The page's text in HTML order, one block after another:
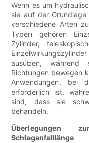
Wenn es um
sie auf der
verschiedene Arten
Typen gehören
Zylinder,
ausüben,
Richtungen bewegen
Anwendungen, bei
erforderlich ist,
sind, dass sie
behandeln.
Überlegungen
Schlaganfalllänge